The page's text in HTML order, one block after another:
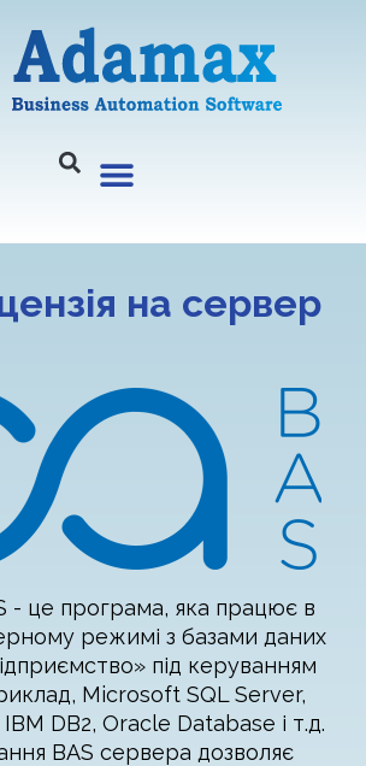
на сервер
- це програма, яка працює в
режимі з базами даних
під керуванням
Microsoft SQL Server,
DB2, Oracle Database і т.д.
BAS сервера дозволяє